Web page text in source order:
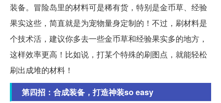
装备。冒险岛里的材料可是稀有货，特别是金币草、经验
果实这些，简直就是为宠物量身定制的！不过，刷材料是
个技术活，建议你多去一些金币草和经验果实多的地方，
这样效率更高！比如说，打某个特殊的刷图点，就能轻松
刷出成堆的材料！
第四招：合成装备，打造神装so easy